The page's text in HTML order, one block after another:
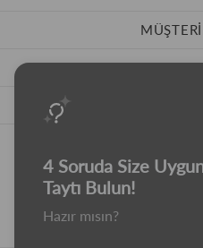
BIRDIEJAY
Bu internet sitesi Birdiejay™ için
4 Soruda Size
Taytı Bulun!
Hazır mısın?